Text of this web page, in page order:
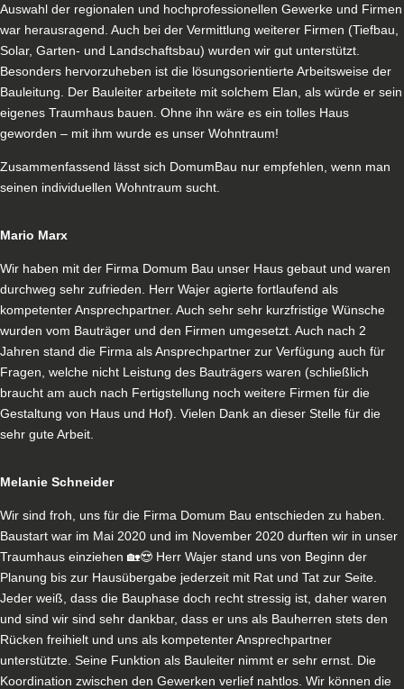
Auswahl der regionalen und hochprofessionellen Gewerke und Firmen
war herausragend. Auch bei der Vermittlung weiterer Firmen (Tiefbau,
Solar, Garten- und Landschaftsbau) wurden wir gut unterstützt.
Besonders hervorzuheben ist die lösungsorientierte Arbeitsweise der
Bauleitung. Der Bauleiter arbeitete mit solchem Elan, als würde er sein
eigenes Traumhaus bauen. Ohne ihn wäre es ein tolles Haus
geworden – mit ihm wurde es unser Wohntraum!
Zusammenfassend lässt sich DomumBau nur empfehlen, wenn man
seinen individuellen Wohntraum sucht.
Mario Marx
Wir haben mit der Firma Domum Bau unser Haus gebaut und waren
durchweg sehr zufrieden. Herr Wajer agierte fortlaufend als
kompetenter Ansprechpartner. Auch sehr sehr kurzfristige Wünsche
wurden vom Bauträger und den Firmen umgesetzt. Auch nach 2
Jahren stand die Firma als Ansprechpartner zur Verfügung auch für
Fragen, welche nicht Leistung des Bauträgers waren (schließlich
braucht am auch nach Fertigstellung noch weitere Firmen für die
Gestaltung von Haus und Hof). Vielen Dank an dieser Stelle für die
sehr gute Arbeit.
Melanie Schneider
Wir sind froh, uns für die Firma Domum Bau entschieden zu haben.
Baustart war im Mai 2020 und im November 2020 durften wir in unser
Traumhaus einziehen 🏡😍 Herr Wajer stand uns von Beginn der
Planung bis zur Hausübergabe jederzeit mit Rat und Tat zur Seite.
Jeder weiß, dass die Bauphase doch recht stressig ist, daher waren
und sind wir sind sehr dankbar, dass er uns als Bauherren stets den
Rücken freihielt und uns als kompetenter Ansprechpartner
unterstützte. Seine Funktion als Bauleiter nimmt er sehr ernst. Die
Koordination zwischen den Gewerken verlief nahtlos. Wir können die